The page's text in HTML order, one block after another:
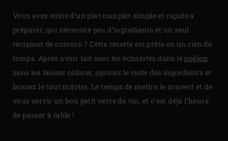
Vous avez envie d’un plat complet simple et rapide à
préparer, qui nécessite peu d’ingrédients et un seul
récipient de cuisson ? Cette recette est prête en un rien de
temps. Après avoir fait suer les échalotes dans le poêlon
sans les laisser colorer, ajoutez le reste des ingrédients et
laissez le tout mijoter. Le temps de mettre le couvert et de
vous servir un bon petit verre de vin, et c’est déjà l’heure
de passer à table !